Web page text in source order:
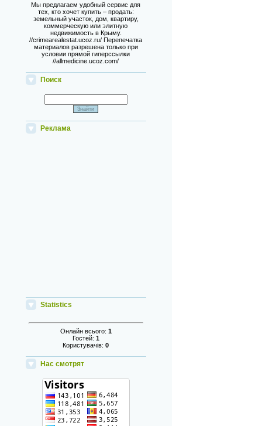
Мы предлагаем удобный сервис для
тех, кто хочет купить – продать:
земельный участок, дом, квартиру,
коммерческую или элитную
недвижимость в Крыму.
//crimearealestat.ucoz.ru/ Перепечатка
материалов разрешена только при
условии прямой гиперссылки
//allmedicine.ucoz.com/
Поиск
Реклама
Statistics
Онлайн всього: 1
Гостей: 1
Користувачів:0
Нас смотрят